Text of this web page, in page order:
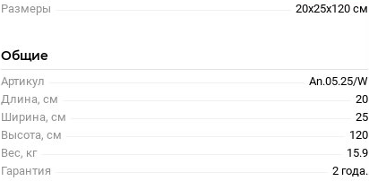
Размеры
20x25x120 см
Общие
Артикул
An.05.25/W
Длина, см
20
Ширина, см
25
Высота, см
120
Вес, кг
15.9
Гарантия
2 года.